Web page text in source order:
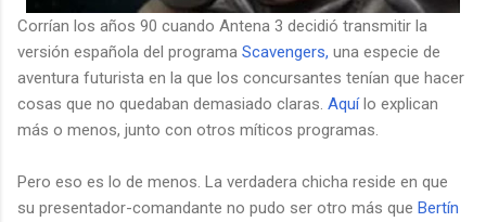
Corrían los años 90 cuando Antena 3 decidió transmitir la
versión española del programa Scavengers, una especie de
aventura futurista en la que los concursantes tenían que hacer
cosas que no quedaban demasiado claras. Aquílo explican
más o menos, junto con otros míticos programas.
Pero eso es lo de menos. La verdadera chicha reside en que
su presentador-comandante no pudo ser otro más que Bertín